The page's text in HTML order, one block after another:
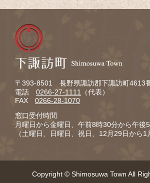
〒393-8501 長野県諏訪郡下諏訪町4613
電話 0266-27-1111
（代表）
FAX 0266-28-1070
窓口受付時間
月曜日から金曜日、午前8時30分から午後
（土曜日、日曜日、祝日、12月29日から1
Copyright © Shimosuwa Town All